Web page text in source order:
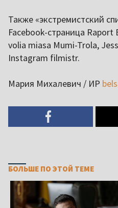
Также «экстремистский
Facebook-страница Raport
volia miasa Mumi-Trola,
Instagram filmistr.
Мария Михалевич / ИР
БОЛЬШЕ ПО ЭТОЙ ТЕМЕ